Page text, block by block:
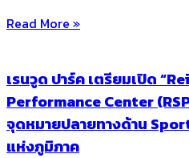
Read More »
เรนวูด ปาร์ค เตรียมเปิด
Performance Center
จุดหมายปลายทางด้าน
แห่งภูมิภาค